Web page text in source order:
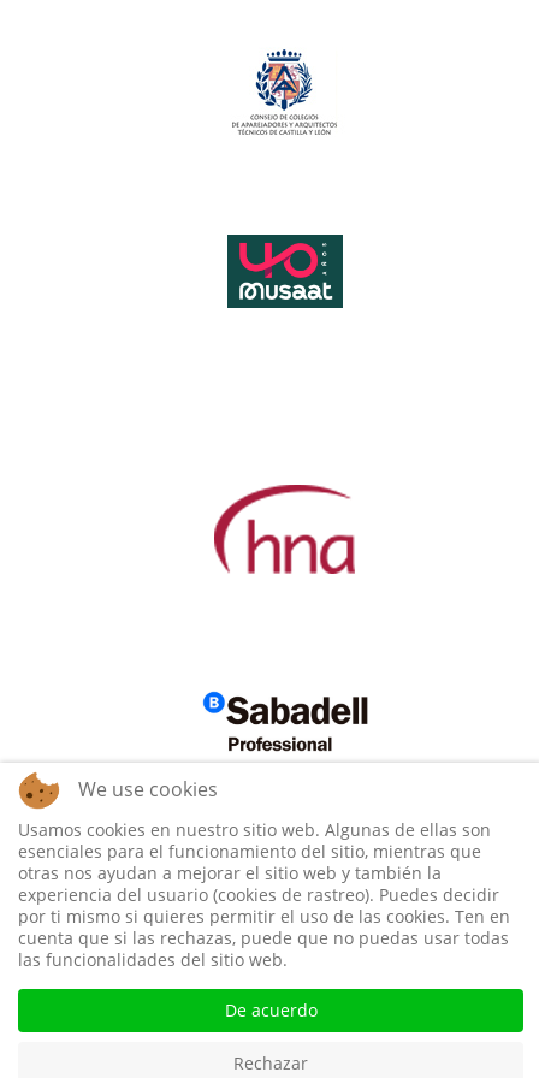
We use cookies
Usamos cookies en nuestro sitio web. Algunas de ellas son
esenciales para el funcionamiento del sitio, mientras que
otras nos ayudan a mejorar el sitio web y también la
experiencia del usuario (cookies de rastreo). Puedes decidir
por ti mismo si quieres permitir el uso de las cookies. Ten en
cuenta que si las rechazas, puede que no puedas usar todas
las funcionalidades del sitio web.
De acuerdo
Rechazar